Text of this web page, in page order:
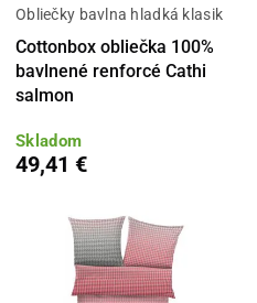
Obliečky bavlna hladká klasik
Cottonbox obliečka 100%
bavlnené renforcé Cathi
salmon
Skladom
49,41 €